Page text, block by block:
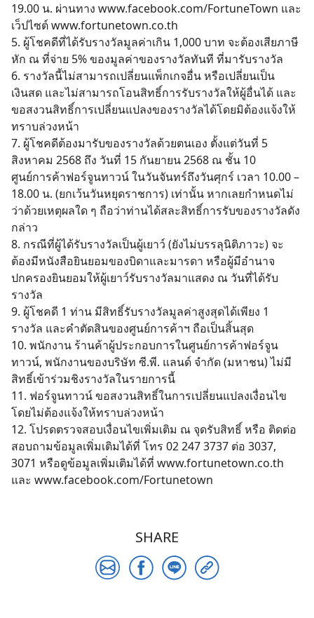
19.00 น. ผ่านทาง www.facebook.com/FortuneTown และ
เว็ปไซต์ www.fortunetown.co.th
5. ผู้โชคดีที่ได้รับรางวัลมูลค่าเกิน 1,000 บาท จะต้องเสียภาษี
หัก ณ ที่จ่าย 5% ของมูลค่าของรางวัลทันที ที่มารับรางวัล
6. รางวัลนี้ไม่สามารถเปลี่ยนแพ็กเกจอื่น หรือเปลี่ยนเป็น
เงินสด และไม่สามารถโอนสิทธิ์การรับรางวัลให้ผู้อื่นได้ และ
ขอสงวนสิทธิ์การเปลี่ยนแปลงของรางวัลได้โดยมิต้องแจ้งให้
ทราบล่วงหน้า
7. ผู้โชคดีต้องมารับของรางวัลด้วยตนเอง ตั้งแต่วันที่ 5
สิงหาคม 2568 ถึง วันที่ 15 กันยายน 2568 ณ ชั้น 10
ศูนย์การค้าฟอร์จูนทาวน์ ในวันจันทร์ถึงวันศุกร์ เวลา 10.00 –
18.00 น. (ยกเว้นวันหยุดราชการ) เท่านั้น หากเลยกำหนดไม่
ว่าด้วยเหตุผลใด ๆ ถือว่าท่านได้สละสิทธิ์การรับของรางวัลดัง
กล่าว
8. กรณีที่ผู้ได้รับรางวัลเป็นผู้เยาว์ (ยังไม่บรรลุนิติภาวะ) จะ
ต้องมีหนังสือยินยอมของบิดาและมารดา หรือผู้มีอำนาจ
ปกครองยินยอมให้ผู้เยาว์รับรางวัลมาแสดง ณ วันที่ได้รับ
รางวัล
9. ผู้โชคดี 1 ท่าน มีสิทธิ์รับรางวัลมูลค่าสูงสุดได้เพียง 1
รางวัล และคําตัดสินของศูนย์การค้าฯ ถือเป็นสิ้นสุด
10. พนักงาน ร้านค้าผู้ประกอบการในศูนย์การค้าฟอร์จูน
ทาวน์, พนักงานของบริษัท ซี.พี. แลนด์ จำกัด (มหาชน) ไม่มี
สิทธิ์เข้าร่วมชิงรางวัลในรายการนี้
11. ฟอร์จูนทาวน์ ขอสงวนสิทธิ์ในการเปลี่ยนแปลงเงื่อนไข
โดยไม่ต้องแจ้งให้ทราบล่วงหน้า
12. โปรดตรวจสอบเงื่อนไขเพิ่มเติม ณ จุดรับสิทธิ์ หรือ ติดต่อ
สอบถามข้อมูลเพิ่มเติมได้ที่ โทร 02 247 3737 ต่อ 3037,
3071 หรือดูข้อมูลเพิ่มเติมได้ที่ www.fortunetown.co.th
และ www.facebook.com/Fortunetown
SHARE